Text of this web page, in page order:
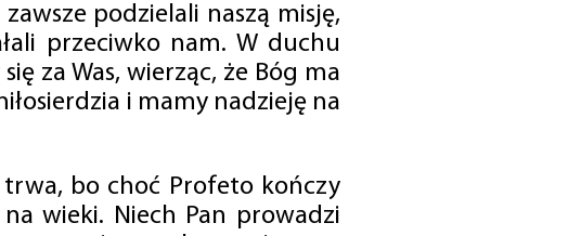
podzielali naszą misję,
przeciwko nam. W duchu
za Was, wierząc, że Bóg ma
i mamy nadzieję na
bo choć Profeto kończy
wieki. Niech Pan prowadzi